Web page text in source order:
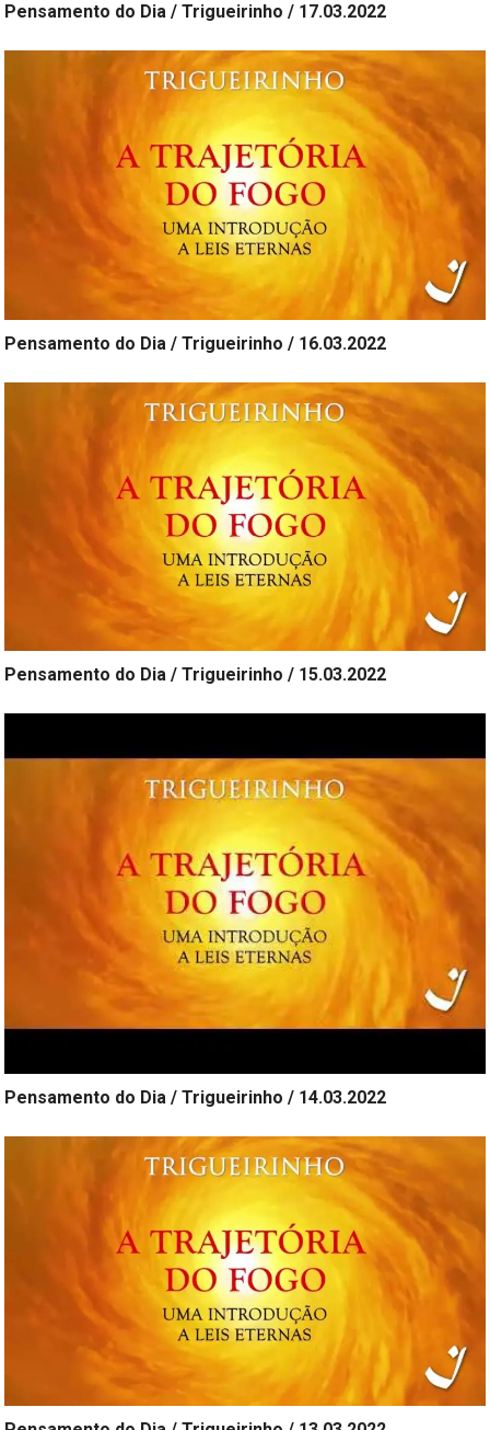
Pensamento do Dia / Trigueirinho / 17.03.2022
Pensamento do Dia / Trigueirinho / 16.03.2022
Pensamento do Dia / Trigueirinho / 15.03.2022
Pensamento do Dia / Trigueirinho / 14.03.2022